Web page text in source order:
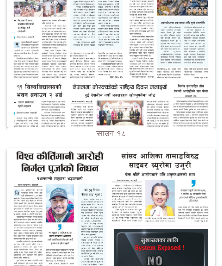
साउन १८